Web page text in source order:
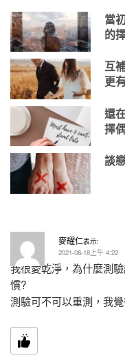
當
的
互
更
還
擇
談
麥耀仁表示:
2021-08-18上午 4:22
我很愛乾淨，為什麼測
慣?
測驗可不可以重測，我